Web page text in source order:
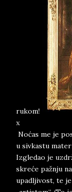
rukom!
x
Noćas me je
u sivkastu
Izgledao je
skreće pažnju
upadljivost, te